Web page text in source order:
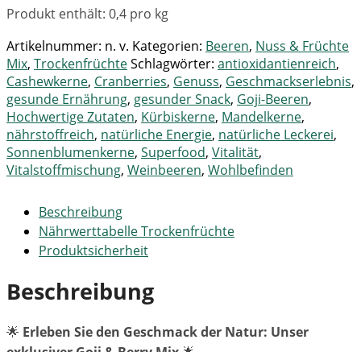
Produkt enthält: 0,4 pro kg
Artikelnummer: n. v. Kategorien: Beeren, Nuss & Früchte
Mix, TrockenfrüchteSchlagwörter: antioxidantienreich,
Cashewkerne, Cranberries, Genuss, Geschmackserlebnis,
gesunde Ernährung, gesunder Snack, Goji-Beeren,
Hochwertige Zutaten, Kürbiskerne, Mandelkerne,
nährstoffreich, natürliche Energie, natürliche Leckerei,
Sonnenblumenkerne, Superfood, Vitalität,
Vitalstoffmischung, Weinbeeren, Wohlbefinden
Beschreibung
Nährwerttabelle Trockenfrüchte
Produktsicherheit
Beschreibung
🌟 Erleben Sie den Geschmack der Natur: Unser